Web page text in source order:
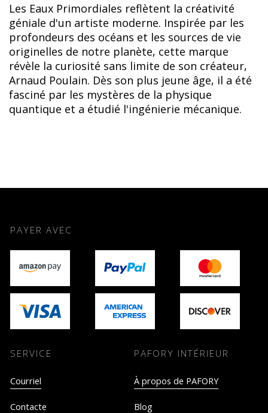
Les Eaux Primordiales reflètent la créativité
géniale d'un artiste moderne. Inspirée par les
profondeurs des océans et les sources de vie
originelles de notre planète, cette marque
révèle la curiosité sans limite de son créateur,
Arnaud Poulain. Dès son plus jeune âge, il a été
fasciné par les mystères de la physique
quantique et a étudié l'ingénierie mécanique.
PAYER AVEC
SERVICE
Courriel
Contacte
PAFORY INTÉRIEUR
À propos de PAFORY
Blog